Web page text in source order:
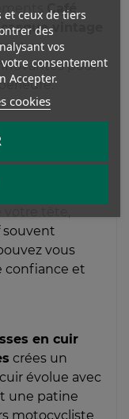
Café
casque vintage
en
pour
de The
parfait en
vous
confiance et
en cuir
crées un
évolue avec
une patine
motocycliste
et ceux de tiers
des
vos
consentement
Accepter.
cookies